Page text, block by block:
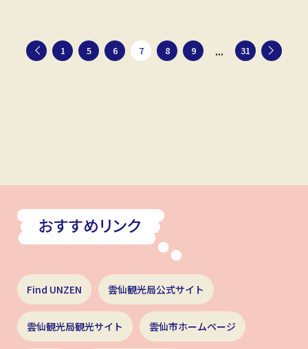
1 5 6 7 8 9 ... 31
Find UNZEN 雲仙観光局公式サイト
雲仙観光局観光サイト 雲仙市ホームページ